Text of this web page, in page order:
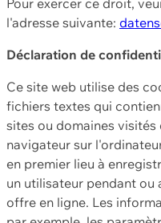
l'adresse suivante:
Déclaration de
Ce site web utilise des
fichiers textes qui
sites ou domaines
navigateur sur
en premier lieu à
un utilisateur pendant ou
offre en ligne. Les